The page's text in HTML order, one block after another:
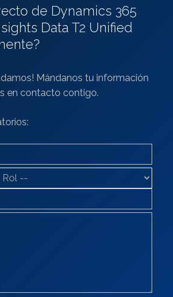
de Dynamics 365
Data T2 Unified
Mándanos tu información
en contacto contigo.